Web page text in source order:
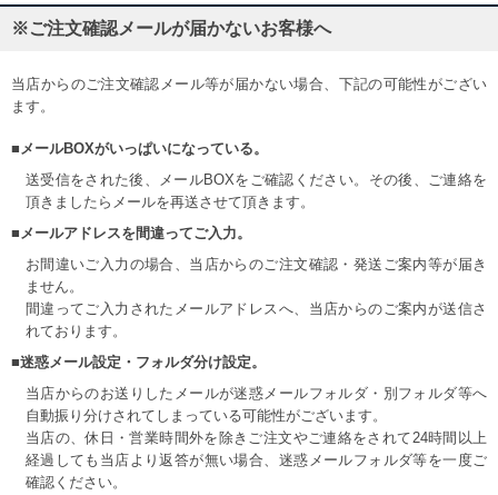
※ご注文確認メールが届かないお客様へ
当店からのご注文確認メール等が届かない場合、下記の可能性がござい
ます。
■メールBOXがいっぱいになっている。
送受信をされた後、メールBOXをご確認ください。その後、ご連絡を
頂きましたらメールを再送させて頂きます。
■メールアドレスを間違ってご入力。
お間違いご入力の場合、当店からのご注文確認・発送ご案内等が届き
ません。
間違ってご入力されたメールアドレスへ、当店からのご案内が送信さ
れております。
■迷惑メール設定・フォルダ分け設定。
当店からのお送りしたメールが迷惑メールフォルダ・別フォルダ等へ
自動振り分けされてしまっている可能性がございます。
当店の、休日・営業時間外を除きご注文やご連絡をされて24時間以上
経過しても当店より返答が無い場合、迷惑メールフォルダ等を一度ご
確認ください。